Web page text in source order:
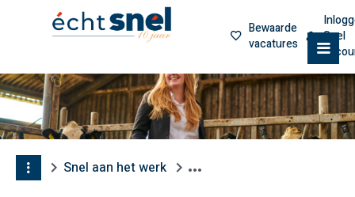
Bewaarde
vacatures
Snel
Snel aan het werk